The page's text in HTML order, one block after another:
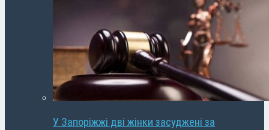
У Запоріжжі дві жінки засуджені за